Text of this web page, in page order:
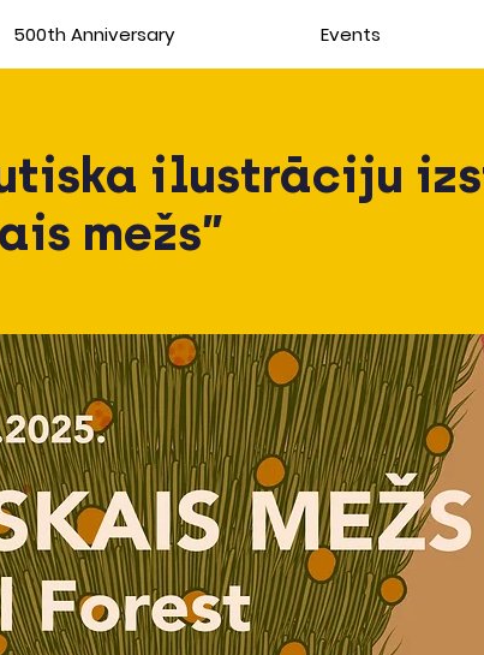
500th Anniversary Events
ilustrāciju
mežs”